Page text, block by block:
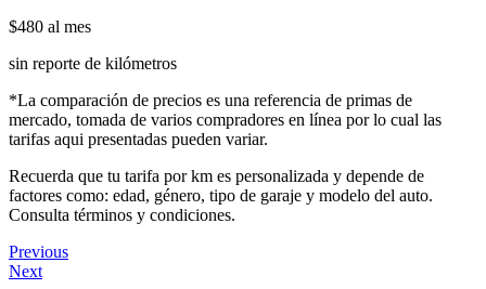
$480 al mes
sin reporte de kilómetros
*La comparación de precios es una referencia de primas de
mercado, tomada de varios compradores en línea por lo cual las
tarifas aqui presentadas pueden variar.
Recuerda que tu tarifa por km es personalizada y depende de
factores como: edad, género, tipo de garaje y modelo del auto.
Consulta términos y condiciones.
Previous
Next